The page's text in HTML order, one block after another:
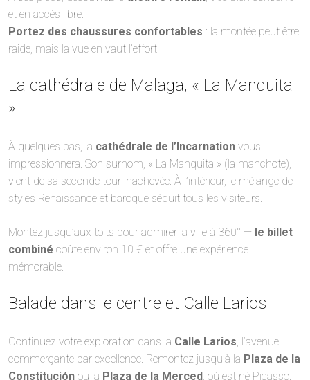
et en accès libre.
Portez des chaussures confortables : la montée peut être
raide, mais la vue en vaut l’effort.
La cathédrale de Malaga, « La Manquita
»
À quelques pas, la cathédrale de l’Incarnation vous
impressionnera. Son surnom, « La Manquita » (la manchote),
vient de sa seconde tour inachevée. À l’intérieur, le mélange de
styles Renaissance et baroque séduit tous les visiteurs.
Montez jusqu’aux toits pour admirer la ville à 360° — le billet
combiné coûte environ 10 € et offre une expérience
mémorable.
Balade dans le centre et Calle Larios
Continuez votre exploration dans la Calle Larios , l’avenue
commerçante par excellence. Remontez jusqu’à la Plaza de la
Constitución ou la Plaza de la Merced , où est né Picasso.